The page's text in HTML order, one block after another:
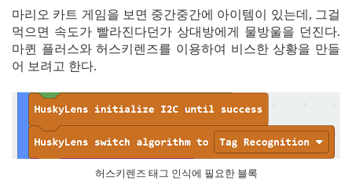
마리오 카트 게임을 보면 중간중간에 아이템이 있는데, 그걸
먹으면 속도가 빨라진다던가 상대방에게 물방울을 던진다.
마퀸 플러스와 허스키렌즈를 이용하여 비스한 상황을 만들
어 보려고 한다.
허스키렌즈 태그 인식에 필요한 블록